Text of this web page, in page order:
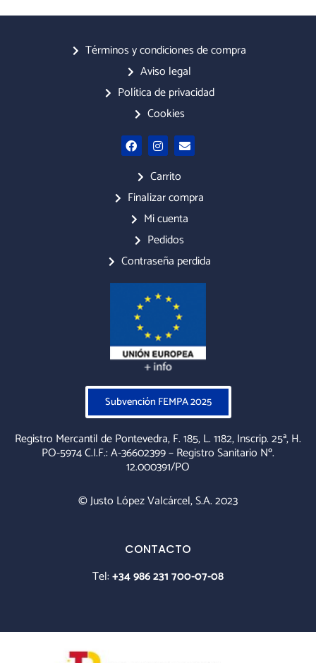
Términos y condiciones de compra
Aviso legal
Política de privacidad
Cookies
F
a
o
k
I
n
t
a
g
r
a
m
E
n
o
e
Carrito
Finalizar compra
Mi cuenta
Pedidos
Contraseña perdida
Subvención FEMPA 2025
Registro Mercantil de Pontevedra, F. 185, L. 1182, Inscrip. 25ª, H.
PO-5974 C.I.F.: A-36602399 – Registro Sanitario Nº.
12.000391/PO
© Justo López Valcárcel, S.A. 2023
CONTACTO
Tel:+34 986 231 700-07-08